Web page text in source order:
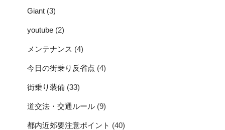
Giant (3)
youtube (2)
メンテナンス (4)
今日の街乗り反省点 (4)
街乗り装備 (33)
道交法・交通ルール (9)
都内近郊要注意ポイント (40)